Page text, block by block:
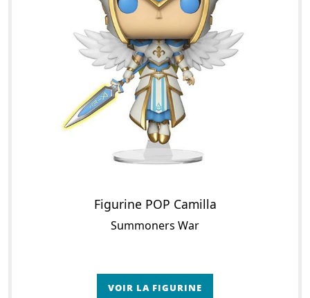
Figurine POP Camilla
Summoners War
VOIR LA FIGURINE